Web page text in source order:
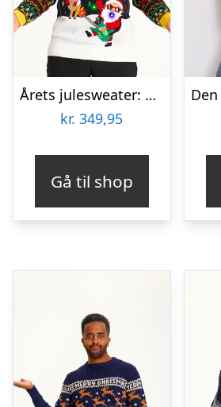
Årets julesweater: Rocking Around The Christmas Tree – herre / mænd. Ugly Christmas Sweater lavet i Danmark
kr. 349,95
Gå til shop